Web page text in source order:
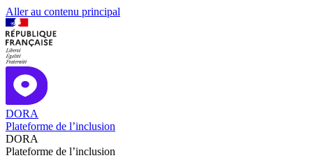
Aller au contenu principal
DORA
Plateforme de l’inclusion
DORA
Plateforme de l’inclusion